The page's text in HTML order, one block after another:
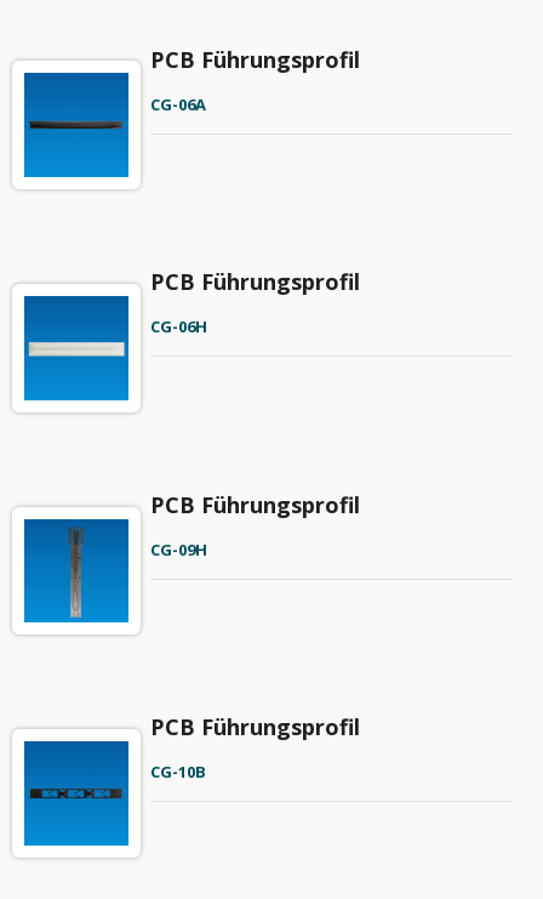
PCB Führungsprofil
CG-06A
PCB Führungsprofil
CG-06H
PCB Führungsprofil
CG-09H
PCB Führungsprofil
CG-10B